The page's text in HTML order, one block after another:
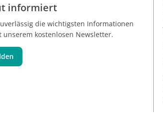
informiert
die wichtigsten Informationen
unserem kostenlosen Newsletter.